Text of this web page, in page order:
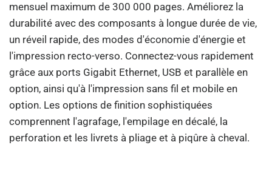
mensuel maximum de 300 000 pages. Améliorez la
durabilité avec des composants à longue durée de vie,
un réveil rapide, des modes d'économie d'énergie et
l'impression recto-verso. Connectez-vous rapidement
grâce aux ports Gigabit Ethernet, USB et parallèle en
option, ainsi qu'à l'impression sans fil et mobile en
option. Les options de finition sophistiquées
comprennent l'agrafage, l'empilage en décalé, la
perforation et les livrets à pliage et à piqûre à cheval.